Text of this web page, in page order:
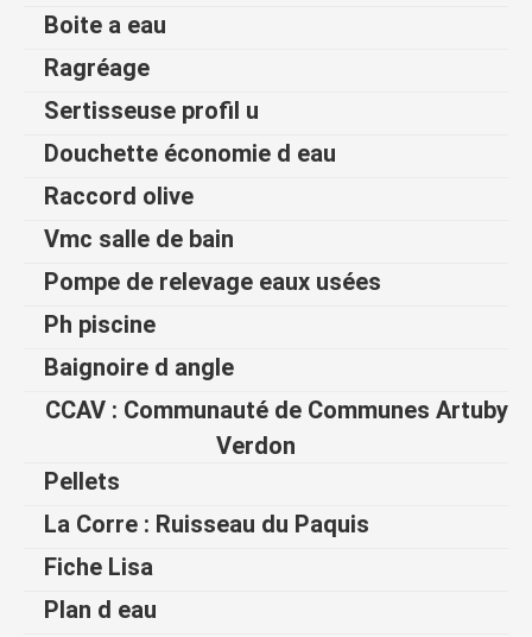
Boite a eau
Ragréage
Sertisseuse profil u
Douchette économie d eau
Raccord olive
Vmc salle de bain
Pompe de relevage eaux usées
Ph piscine
Baignoire d angle
CCAV : Communauté de Communes Artuby
Verdon
Pellets
La Corre : Ruisseau du Paquis
Fiche Lisa
Plan d eau